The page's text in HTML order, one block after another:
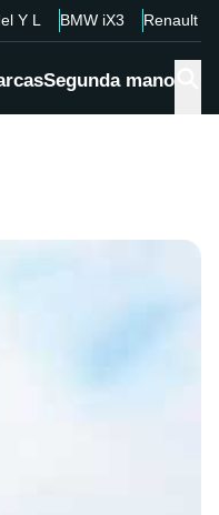
Y L BMW iX3 Renault
Segunda mano